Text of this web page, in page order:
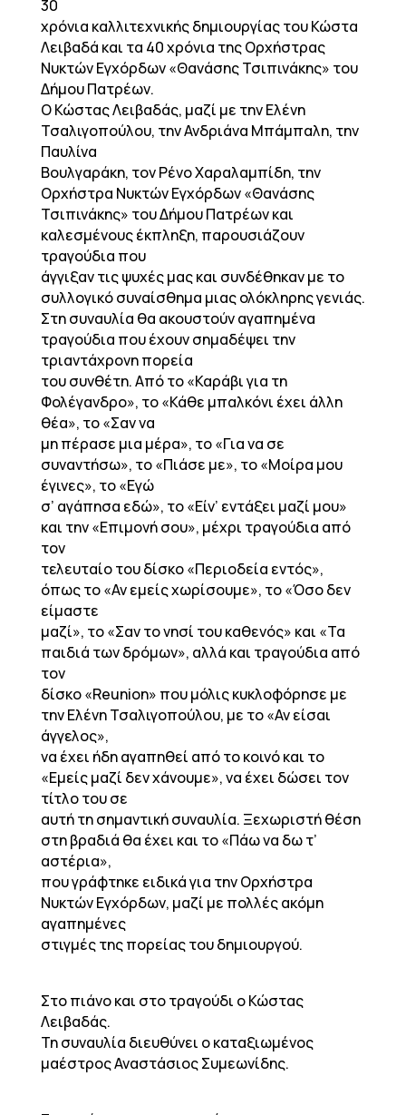
30
χρόνια καλλιτεχνικής δημιουργίας του Κώστα
Λειβαδά και τα 40 χρόνια της Ορχήστρας
Νυκτών Εγχόρδων «Θανάσης Τσιπινάκης» του
Δήμου Πατρέων.
Ο Κώστας Λειβαδάς, μαζί με την Ελένη
Τσαλιγοπούλου, την Ανδριάνα Μπάμπαλη, την
Παυλίνα
Βουλγαράκη, τον Ρένο Χαραλαμπίδη, την
Ορχήστρα Νυκτών Εγχόρδων «Θανάσης
Τσιπινάκης» του Δήμου Πατρέων και
καλεσμένους έκπληξη, παρουσιάζουν
τραγούδια που
άγγιξαν τις ψυχές μας και συνδέθηκαν με το
συλλογικό συναίσθημα μιας ολόκληρης γενιάς.
Στη συναυλία θα ακουστούν αγαπημένα
τραγούδια που έχουν σημαδέψει την
τριαντάχρονη πορεία
του συνθέτη. Από το «Καράβι για τη
Φολέγανδρο», το «Κάθε μπαλκόνι έχει άλλη
θέα», το «Σαν να
μη πέρασε μια μέρα», το «Για να σε
συναντήσω», το «Πιάσε με», το «Μοίρα μου
έγινες», το «Εγώ
σ’ αγάπησα εδώ», το «Είν’ εντάξει μαζί μου»
και την «Επιμονή σου», μέχρι τραγούδια από
τον
τελευταίο του δίσκο «Περιοδεία εντός»,
όπως το «Αν εμείς χωρίσουμε», το «Όσο δεν
είμαστε
μαζί», το «Σαν το νησί του καθενός» και «Τα
παιδιά των δρόμων», αλλά και τραγούδια από
τον
δίσκο «Reunion» που μόλις κυκλοφόρησε με
την Ελένη Τσαλιγοπούλου, με το «Αν είσαι
άγγελος»,
να έχει ήδη αγαπηθεί από το κοινό και το
«Εμείς μαζί δεν χάνουμε», να έχει δώσει τον
τίτλο του σε
αυτή τη σημαντική συναυλία. Ξεχωριστή θέση
στη βραδιά θα έχει και το «Πάω να δω τ’
αστέρια»,
που γράφτηκε ειδικά για την Ορχήστρα
Νυκτών Εγχόρδων, μαζί με πολλές ακόμη
αγαπημένες
στιγμές της πορείας του δημιουργού.
Στο πιάνο και στο τραγούδι ο Κώστας
Λειβαδάς.
Τη συναυλία διευθύνει ο καταξιωμένος
μαέστρος Αναστάσιος Συμεωνίδης.